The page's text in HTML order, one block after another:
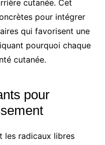
cutanée. Cet
pour intégrer
qui favorisent une
pourquoi chaque
cutanée.
pour
les radicaux libres